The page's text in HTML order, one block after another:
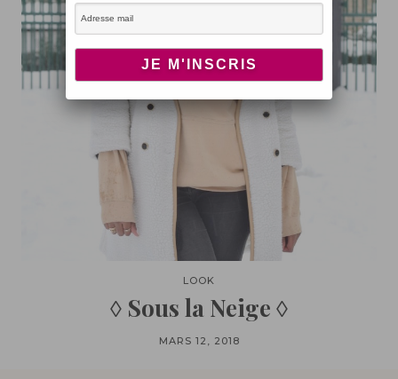
LOOK
◊ Sous la Neige ◊
MARS 12, 2018